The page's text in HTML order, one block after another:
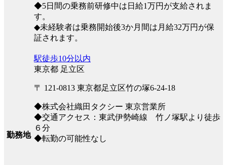
◆5日間の乗務前研修中は日給1万円が支給されま
す。
◆未経験者は乗務開始後3か月間は月給32万円が保
証されます。
勤務地
駅徒歩10分以内
東京都 足立区
〒 121-0813 東京都足立区竹の塚6-24-18
◆株式会社織田タクシー 東京営業所
◆交通アクセス：東武伊勢崎線 竹ノ塚駅より徒歩
６分
◆転勤の可能性なし